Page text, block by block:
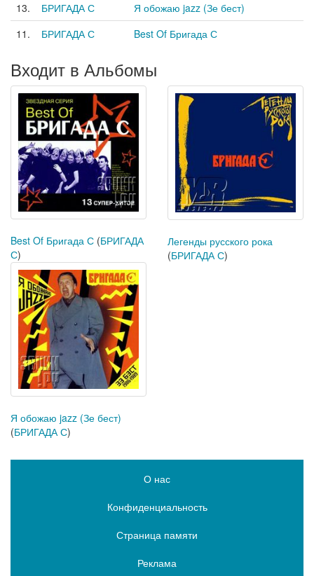
13.
БРИГАДА С
Я обожаю jazz (Зе бест)
11.
БРИГАДА С Best Of Бригада С
Входит в Альбомы
Best Of Бригада С (БРИГАДА
С)
Легенды русского рока
(БРИГАДА С)
Я обожаю jazz (Зе бест)
(БРИГАДА С)
О нас
Конфиденциальность
Страница памяти
Реклама